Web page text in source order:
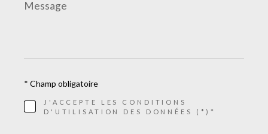
Message
*
J'ACCEPTE LES CONDITIONS
D'UTILISATION DES DONNÉES (*)*
* Champ obligatoire